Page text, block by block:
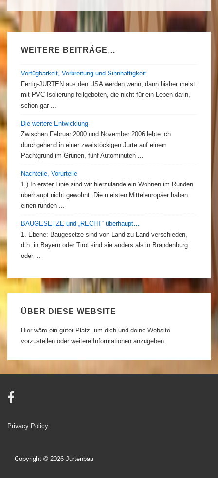
WEITERE BEITRÄGE…
Verfügbarkeit, Verbreitung und Sinnhaftigkeit
Fertig-JURTEN aus den USA werden wenn, dann bisher meist
mit PVC-Isolierung feilgeboten, die nicht für ein Leben darin,
schon gar ...
Die weitere Entwicklung
Zwischen Februar 2000 und November 2006 lebte ich
durchgehend in einer zweistöckigen Jurte auf einem
Pachtgrund im Grünen, fünf Autominuten ...
Nachteile, Vorurteile
1.) In erster Linie sind wir hierzulande ein Wohnen im Runden
überhaupt nicht gewohnt. Die meisten Mitteleuropäer haben
einen runden ...
BAUGESETZE und „RECHT“ überhaupt…
1. Ebene: Baugesetze sind von Land zu Land verschieden,
d.h. in Bayern oder Tirol sind sie anders als in Brandenburg
oder ...
ÜBER DIESE WEBSITE
Hier wäre ein guter Platz, um dich und deine Website
vorzustellen oder weitere Informationen anzugeben.
Footer
Privacy Policy
Copyright © 2026 Jurtenbau